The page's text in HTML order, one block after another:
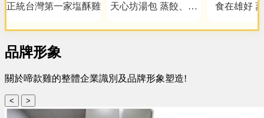
正統台灣第一家塩酥雞
天心坊湯包 蒸餃、鍋
圓
食在雄好
品牌形象
關於啼款雞的整體企業識別及品牌形象塑造!
< >